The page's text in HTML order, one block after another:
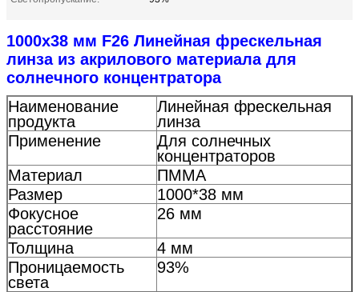
1000x38 мм F26 Линейная фрескельная
линза из акрилового материала для
солнечного концентратора
Наименование
продукта
Линейная фрескельная
линза
Применение
Для солнечных
концентраторов
Материал
ПММА
Размер
1000*38 мм
Фокусное
расстояние
26 мм
Толщина
4 мм
Проницаемость
света
93%